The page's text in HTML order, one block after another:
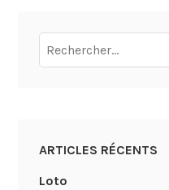
Rechercher :
ARTICLES RÉCENTS
Loto